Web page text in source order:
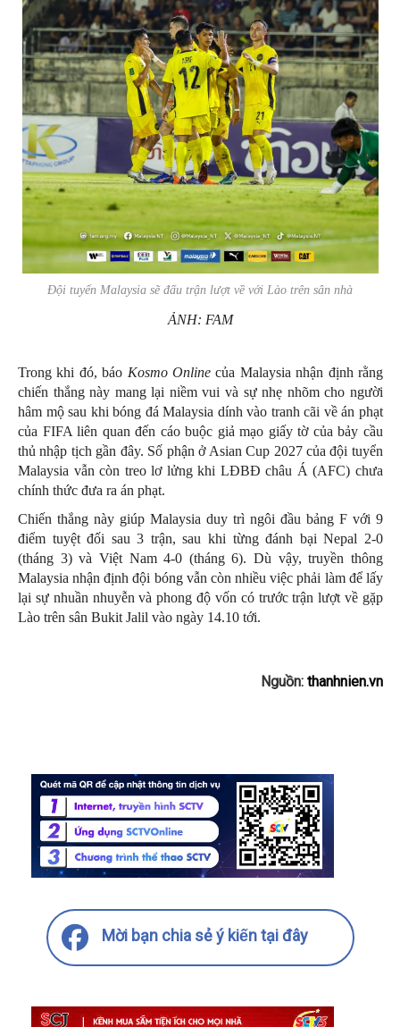
Đội tuyển Malaysia sẽ đấu trận lượt về với Lào trên sân nhà
ẢNH: FAM
Trong khi đó, báo Kosmo Onlinecủa Malaysia nhận định rằng
chiến thắng này mang lại niềm vui và sự nhẹ nhõm cho người
hâm mộ sau khi bóng đá Malaysia dính vào tranh cãi về án phạt
của FIFA liên quan đến cáo buộc giả mạo giấy tờ của bảy cầu
thủ nhập tịch gần đây. Số phận ở Asian Cup 2027 của đội tuyển
Malaysia vẫn còn treo lơ lửng khi LĐBĐ châu Á (AFC) chưa
chính thức đưa ra án phạt.
Chiến thắng này giúp Malaysia duy trì ngôi đầu bảng F với 9
điểm tuyệt đối sau 3 trận, sau khi từng đánh bại Nepal 2-0
(tháng 3) và Việt Nam 4-0 (tháng 6). Dù vậy, truyền thông
Malaysia nhận định đội bóng vẫn còn nhiều việc phải làm để lấy
lại sự nhuần nhuyễn và phong độ vốn có trước trận lượt về gặp
Lào trên sân Bukit Jalil vào ngày 14.10 tới.
Nguồn: thanhnien.vn
Mời bạn chia sẻ ý kiến tại đây